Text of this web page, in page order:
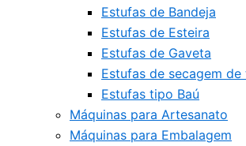
Estufas de Bandeja
Estufas de Esteira
Estufas de Gaveta
Estufas de secagem de
Estufas tipo Baú
Máquinas para Artesanato
Máquinas para Embalagem